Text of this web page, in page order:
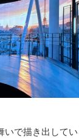
いで描き出して